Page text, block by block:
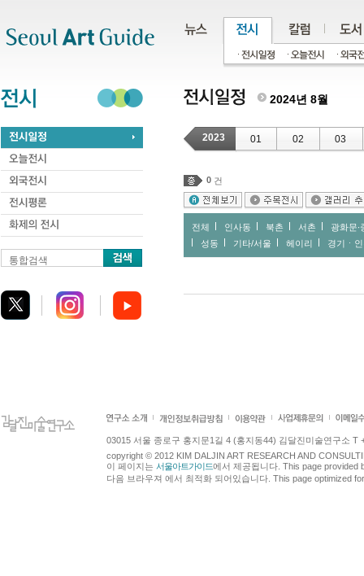
통합검색
2024년 8월
2023 01 02 03
0 건
전체 인사동 북촌 서촌
광화문∙
성동
기타/서울 헤이리 경기ㆍ
03015 서울 종로구 홍지문1길 4 (홍지동44) 김달진미술연구소 T
copyright © 2012 KIM DALJIN ART RESEARCH AND
이 페이지는 서울아트가이드에서 제공됩니다. This page provided
다음 브라우져 에서 최적화 되어있습니다. This page optimized